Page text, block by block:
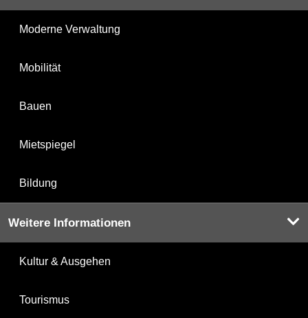
Moderne Verwaltung
Mobilität
Bauen
Mietspiegel
Bildung
Weitere Informationen
Kultur & Ausgehen
Tourismus